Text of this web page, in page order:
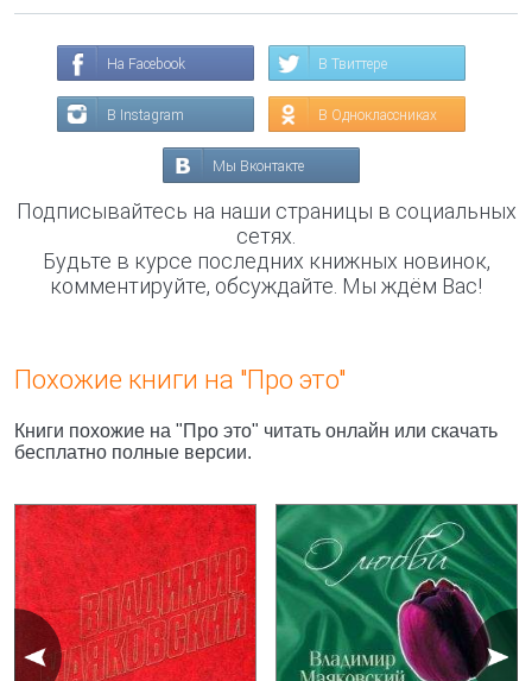
На Facebook В Твиттере
В Instagram В Одноклассниках
Мы Вконтакте
Подписывайтесь на наши страницы в социальных
сетях.
Будьте в курсе последних книжных новинок,
комментируйте, обсуждайте. Мы ждём Вас!
Похожие книги на "Про это"
Книги похожие на "Про это" читать онлайн или скачать
бесплатно полные версии.